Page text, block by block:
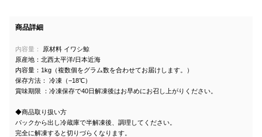
商品詳細
内容量：
原材料 イワシ鯨
原産地：北西太平洋/日本近海
内容量：1kg（複数個をグラム数を合わせてお届けします。）
保存方法： 冷凍（−18℃）
賞味期限 ：冷凍保存で40日解凍後はお早めにお召し上がりください。
◆商品取り扱い方
パックから出し冷蔵庫で半解凍後、調理してください。
完全に解凍すると切りづらくなります。